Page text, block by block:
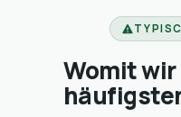
Womit wir